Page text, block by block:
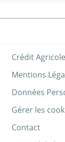
Crédit Agricole
Mentions
Données
Gérer les
Contact